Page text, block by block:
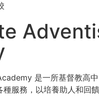
是一所基督教高
服務，以培養助人和回